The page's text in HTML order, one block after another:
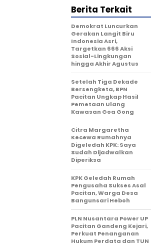
Berita Terkait
Demokrat Luncurkan
Gerakan Langit Biru
Indonesia Asri,
Targetkan 666 Aksi
Sosial-Lingkungan
hingga Akhir Agustus
Setelah Tiga Dekade
Bersengketa, BPN
Pacitan Ungkap Hasil
Pemetaan Ulang
Kawasan Goa Gong
Citra Margaretha
Kecewa Rumahnya
Digeledah KPK: Saya
Sudah Dijadwalkan
Diperiksa
KPK Geledah Rumah
Pengusaha Sukses Asal
Pacitan, Warga Desa
Bangunsari Heboh
PLN Nusantara Power UP
Pacitan Gandeng Kejari,
Perkuat Penanganan
Hukum Perdata dan TUN